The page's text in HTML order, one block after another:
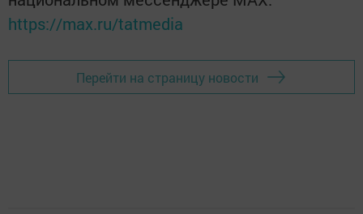
https://max.ru/tatmedia
Перейти на страницу новости